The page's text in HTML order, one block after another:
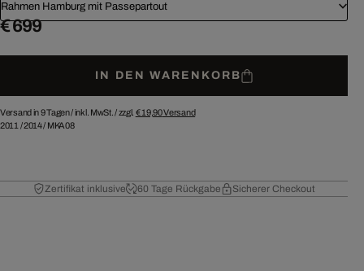
Rahmen Hamburg mit Passepartout
€ 699
IN DEN WARENKORB
Versand in 9 Tagen /inkl. MwSt. / zzgl. € 19,90Versand
2011 /2014/ MKA08
Zertifikat inklusive 60 Tage Rückgabe Sicherer Checkout